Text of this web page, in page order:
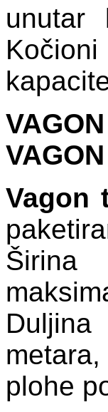
unutar
VAGON
Vagon
Širina
plohe